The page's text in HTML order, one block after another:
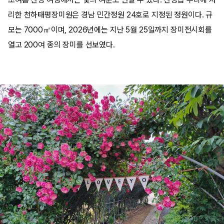
리한 천하태평장미원은 경남 민간정원 24호로 지정된 정원이다. 규
모는 7000㎡이며, 2026년에는 지난 5월 25일까지 장미전시회를
열고 200여 종의 장미를 선보였다.